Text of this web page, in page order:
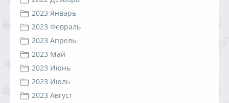
2023 Январь
2023 Февраль
2023 Апрель
2023 Май
2023 Июнь
2023 Июль
2023 Август